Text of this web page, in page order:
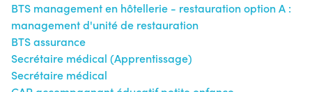
BTS management en hôtellerie - restauration option A :
management d'unité de restauration
BTS assurance
Secrétaire médical (Apprentissage)
Secrétaire médical